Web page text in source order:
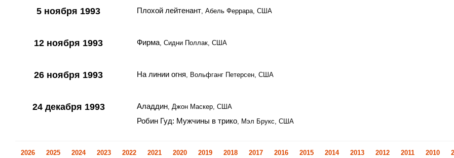
5 ноября 1993 Плохой лейтенант, Абель Феррара, США
12 ноября 1993 Фирма, Сидни Поллак, США
26 ноября 1993 На линии огня, Вольфганг Петерсен, США
24 декабря 1993 Аладдин, Джон Маскер, США
Робин Гуд: Мужчины в трико, Мэл Брукс, США
2026 2025 2024 2023 2022 2021 2020 2019 2018 2017 2016 2015 2014 2013 2012 2011 2010